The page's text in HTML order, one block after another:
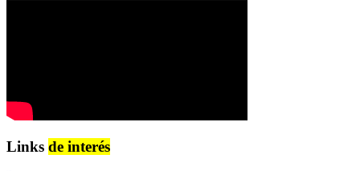
Links de interés